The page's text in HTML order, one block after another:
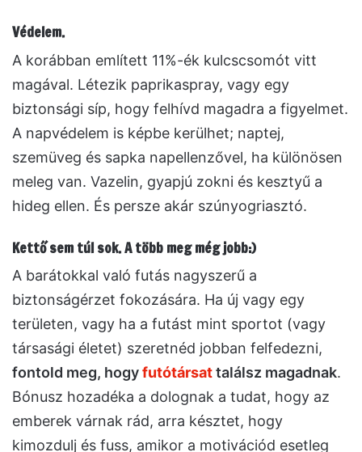
Védelem.
A korábban említett 11%-ék kulcscsomót vitt
magával. Létezik paprikaspray, vagy egy
biztonsági síp, hogy felhívd magadra a figyelmet.
A napvédelem is képbe kerülhet; naptej,
szemüveg és sapka napellenzővel, ha különösen
meleg van. Vazelin, gyapjú zokni és kesztyű a
hideg ellen. És persze akár szúnyogriasztó.
Kettő sem túl sok. A több meg még jobb:)
A barátokkal való futás nagyszerű a
biztonságérzet fokozására. Ha új vagy egy
területen, vagy ha a futást mint sportot (vagy
társasági életet) szeretnéd jobban felfedezni,
fontold meg, hogyfutótársattalálsz magadnak.
Bónusz hozadéka a dolognak a tudat, hogy az
emberek várnak rád, arra késztet, hogy
kimozdulj és fuss, amikor a motivációd esetleg